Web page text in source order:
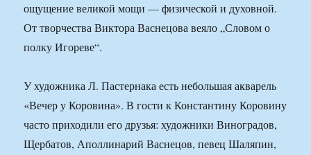
ощущение великой мощи — физической и духовной.
От творчества Виктора Васнецова веяло „Словом о
полку Игореве“.
У художника Л. Пастернака есть небольшая акварель
«Вечер у Коровина». В гости к Константину Коровину
часто приходили его друзья: художники Виноградов,
Щербатов, Аполлинарий Васнецов, певец Шаляпин,